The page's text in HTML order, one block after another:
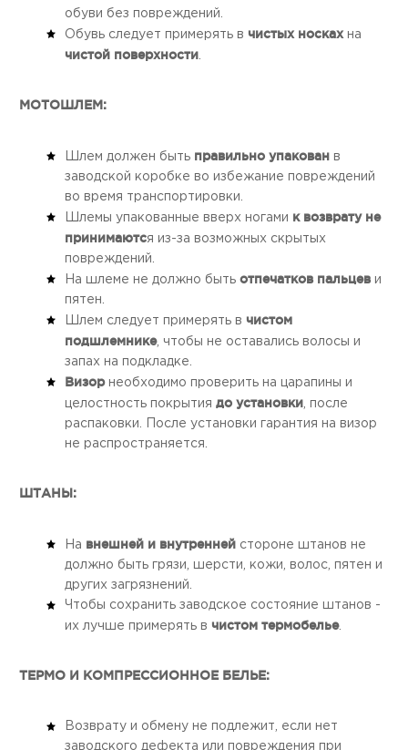
обуви без повреждений.
Обувь следует примерять вчистых носках на
чистой поверхности
МОТОШЛЕМ:
Шлем должен быть правильно упакован в
заводской коробке во избежание повреждений
во время транспортировки.
Шлемы упакованные вверх ногами к возврату не
принимаются из-за возможных скрытых
повреждений.
На шлеме не должно бытьотпечатков пальцев и
пятен.
Шлем следует примерять вчистом
подшлемнике, чтобы не оставались волосы и
запах на подкладке.
Визорнеобходимо проверить на царапины и
целостность покрытиядо установки , после
распаковки. После установки гарантия на визор
не распространяется.
ШТАНЫ:
На внешней и внутренней стороне штанов не
должно быть грязи, шерсти, кожи, волос, пятен и
других загрязнений.
Чтобы сохранить заводское состояние штанов -
их лучше примерять вчистом термобелье.
ТЕРМО И КОМПРЕССИОННОЕ БЕЛЬЕ:
Возврату и обмену не подлежит, если нет
заводского дефекта или повреждения при